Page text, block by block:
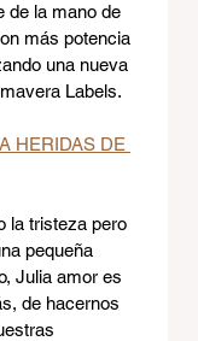
de la mano de
más potencia
una nueva
Labels.
HERIDAS DE
la tristeza pero
pequeña
Julia amor es
de hacernos